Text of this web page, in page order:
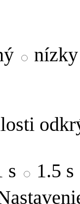
nízky
s
1.5 s